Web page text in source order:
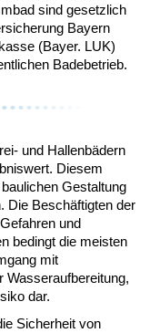
sind gesetzlich
Bayern
(Bayer. LUK)
Badebetrieb.
und Hallenbädern
Diesem
Gestaltung
Die Beschäftigten der
und
bedingt die meisten
mit
Wasseraufbereitung,
dar.
Sicherheit von